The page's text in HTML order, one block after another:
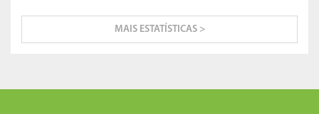
MAIS ESTATÍSTICAS >